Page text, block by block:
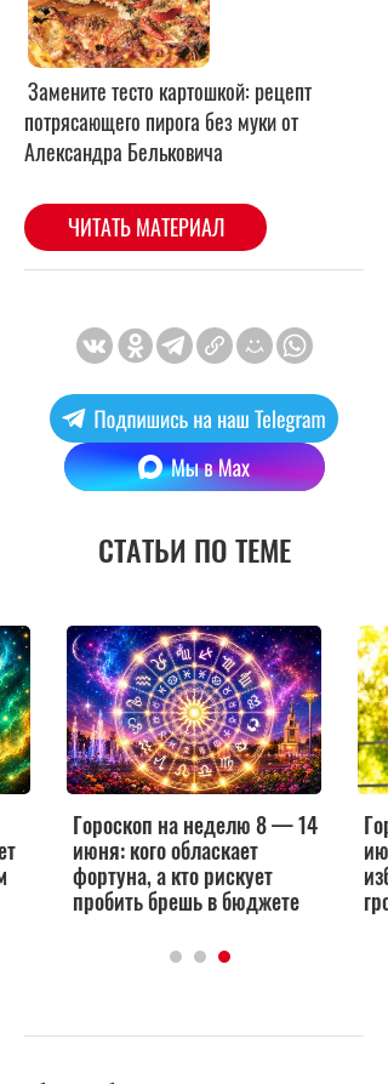
СТАТЬИ ПО ТЕМЕ
Гороскоп на неделю 8 — 14
июня: кого обласкает
фортуна, а кто рискует
пробить брешь в бюджете